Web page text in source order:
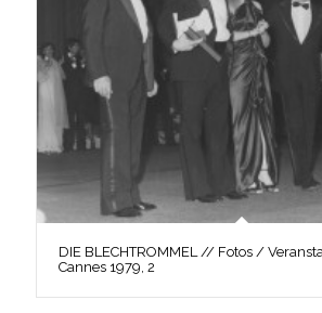
DIE BLECHTROMMEL // Fotos /
Cannes 1979, 2